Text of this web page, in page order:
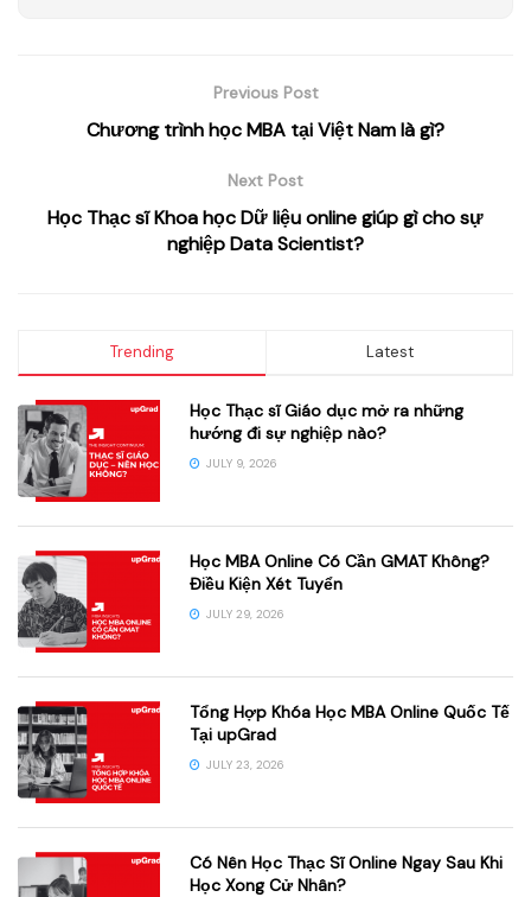
Previous Post
Chương trình học MBA tại Việt Nam là gì?
Next Post
Học Thạc sĩ Khoa học Dữ liệu online giúp gì cho sự
nghiệp Data Scientist?
Trending Latest
Học Thạc sĩ Giáo dục mở ra những
hướng đi sự nghiệp nào?
JULY 9, 2026
Học MBA Online Có Cần GMAT Không?
Điều Kiện Xét Tuyển
JULY 29, 2026
Tổng Hợp Khóa Học MBA Online Quốc Tế
Tại upGrad
JULY 23, 2026
Có Nên Học Thạc Sĩ Online Ngay Sau Khi
Học Xong Cử Nhân?